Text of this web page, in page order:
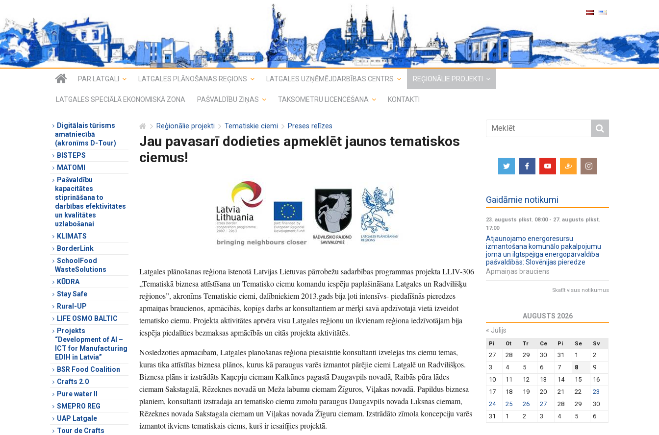
PAR LATGALI LATGALES PLĀNOŠANAS REĢIONS LATGALES UZŅĒMĒJDARBĪBAS CENTRS REĢIONĀLIE PROJEKTI
LATGALES SPECIĀLĀ EKONOMISKĀ ZONA PAŠVALDĪBU ZIŅAS TAKSOMETRU LICENCĒŠANA KONTAKTI
Reģionālie projekti Tematiskie ciemi Preses relīzes
Jau pavasarī dodieties apmeklēt jaunos tematiskos
ciemus!
Latgales plānošanas reģiona īstenotā Latvijas Lietuvas pārrobežu sadarbības programmas projekta LLIV-306
„Tematiskā biznesa attīstīšana un Tematisko ciemu komandu iespēju paplašināšana Latgales un Radvilišķu
reģionos”, akronīms Tematiskie ciemi, dalībniekiem 2013.gads bija ļoti intensīvs- piedalīšnās pieredzes
apmaiņas braucienos, apmācībās, kopīgs darbs ar konsultantiem ar mērķi savā apdzīvotajā vietā izveidot
tematisko ciemu. Projekta aktivitātes aptvēra visu Latgales reģionu un ikvienam reģiona iedzīvotājam bija
iespēja piedalīties bezmaksas apmācībās un citās projekta aktivitātēs.
Noslēdzoties apmācībām, Latgales plānošanas reģiona piesaistītie konsultanti izvēlējās trīs ciemu tēmas,
kuras tika attīstītas biznesa plānos, kurus kā paraugus varēs izmantot pārējie ciemi Latgalē un Radvilišķos.
Biznesa plāns ir izstrādāts Kaņepju ciemam Kalkūnes pagastā Daugavpils novadā, Raibās pūra lādes
ciemam Sakstagalā, Rēzeknes novadā un Meža labumu ciemam Žīguros, Viļakas novadā. Papildus biznesa
plāniem, konsultanti izstrādāja arī tematisko ciemu zīmolu paraugus Daugavpils novada Līksnas ciemam,
Rēzeknes novada Sakstagala ciemam un Viļakas novada Žīguru ciemam. Izstrādāto zīmola koncepciju varēs
izmantot ikviens tematiskais ciems, kurš ir iesaitījies projektā.
Digitālais tūrisms
amatniecībā
(akronīms D-Tour)
BISTEPS
MATOMI
Pašvaldību
kapacitātes
stiprināšana to
darbības efektivitātes
un kvalitātes
uzlabošanai
KLIMATS
BorderLink
SchoolFood
WasteSolutions
KŪDRA
Stay Safe
Rural-UP
LIFE OSMO BALTIC
Projekts
“Development of AI –
ICT for Manufacturing
EDIH in Latvia”
BSR Food Coalition
Crafts 2.0
Pure water II
SMEPRO REG
UAP Latgale
Tour de Crafts
Gaidāmie notikumi
23. augusts plkst. 08:00- 27. augusts plkst.
17:00
Atjaunojamo energoresursu
izmantošana komunālo pakalpojumu
jomā un ilgtspējīga energopārvaldība
pašvaldībās: Slovēnijas pieredze
Apmaiņas brauciens
Skatīt visus notikumus
AUGUSTS 2026
« Jūlijs
Pi Ot Tr Ce Pi Se Sv
27 28 29 30 31 1
2
3
4 5 6 7 8
9
10
11 12 13 14 15
16
17
18 19 20 21 22
23
24
25 26 27 28 29
30
31
1 2 3 4 5 6